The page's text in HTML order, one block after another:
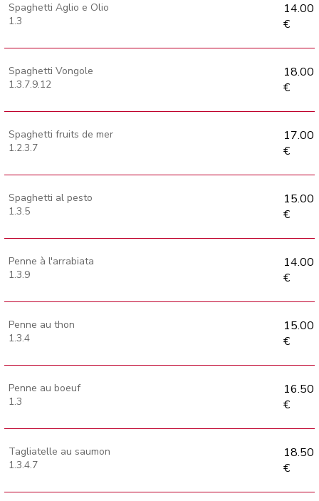
Spaghetti Aglio e Olio
1.3
14.00
€
Spaghetti Vongole
1.3.7.9.12
18.00
€
Spaghetti fruits de mer
1.2.3.7
17.00
€
Spaghetti al pesto
1.3.5
15.00
€
Penne à l'arrabiata
1.3.9
14.00
€
Penne au thon
1.3.4
15.00
€
Penne au boeuf
1.3
16.50
€
Tagliatelle au saumon
1.3.4.7
18.50
€